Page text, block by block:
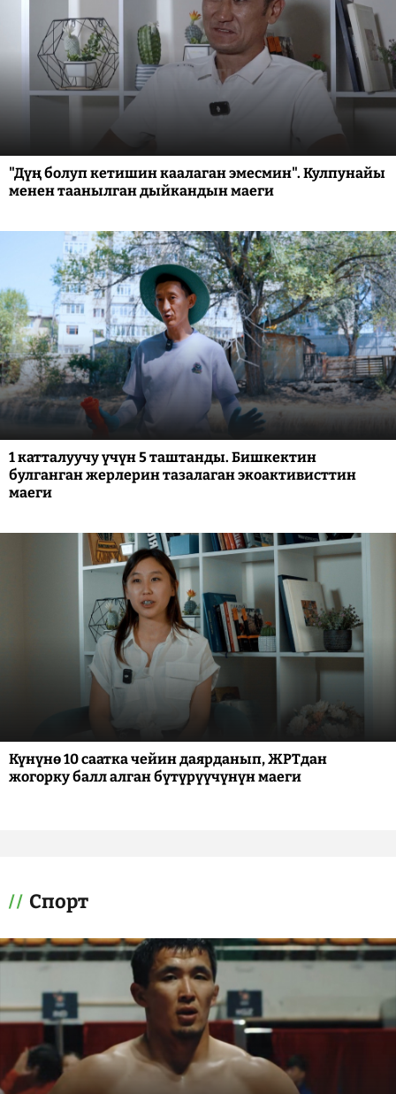
"Дүң болуп кетишин каалаган эмесмин". Кулпунайы
менен таанылган дыйкандын маеги
1 катталуучу үчүн 5 таштанды. Бишкектин
булганган жерлерин тазалаган экоактивисттин
маеги
Күнүнө 10 саатка чейин даярданып, ЖРТдан
жогорку балл алган бүтүрүүчүнүн маеги
Спорт